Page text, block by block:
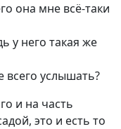
она мне всё-таки
у него такая же
всего услышать?
и на часть
это и есть то